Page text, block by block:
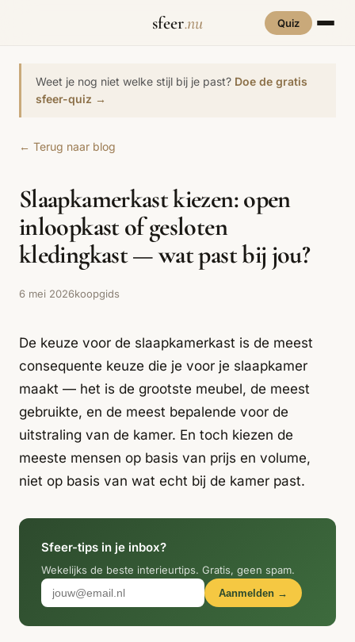
sfeer.nu Quiz
INTERIEURSTIJLEN
Biophilic
Botanisch
Interieur
Brutalisme Coastal
Comfort
Maxxing
Cottagecore
Dopamine
Decor
Industrial
Italiaans
Design
Japandi
Japans Zen Maximalistisch Mediterraans
Midcentury
Modern
Modern
Klassiek
Modern
Landelijk
Moody
Natural Living New Raw
Scandinavisch Wabi-Sabi
RUIMTES
Badkamer Werkkamer
Kinderkamer
Weet je nog niet welke stijl bij je past? Doe de gratis
sfeer-quiz →
← Terug naar blog
Slaapkamerkast kiezen: open
inloopkast of gesloten
kledingkast — wat past bij jou?
6 mei 2026koopgids
De keuze voor de slaapkamerkast is de meest
consequente keuze die je voor je slaapkamer
maakt — het is de grootste meubel, de meest
gebruikte, en de meest bepalende voor de
uitstraling van de kamer. En toch kiezen de
meeste mensen op basis van prijs en volume,
niet op basis van wat echt bij de kamer past.
Sfeer-tips in je inbox?
Wekelijks de beste interieurtips. Gratis, geen spam.
Aanmelden →